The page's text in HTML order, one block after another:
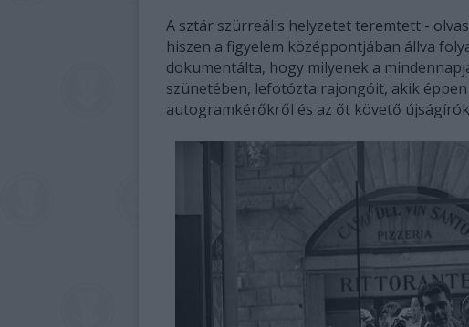
A sztár szürreális helyzetet teremtett -
hiszen a figyelem középpontjában állva
dokumentálta, hogy milyenek a
szünetében, lefotózta rajongóit, akik
autogramkérőkről és az őt követő